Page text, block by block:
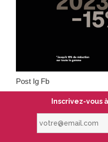
Post Ig Fb
Inscrivez-vous